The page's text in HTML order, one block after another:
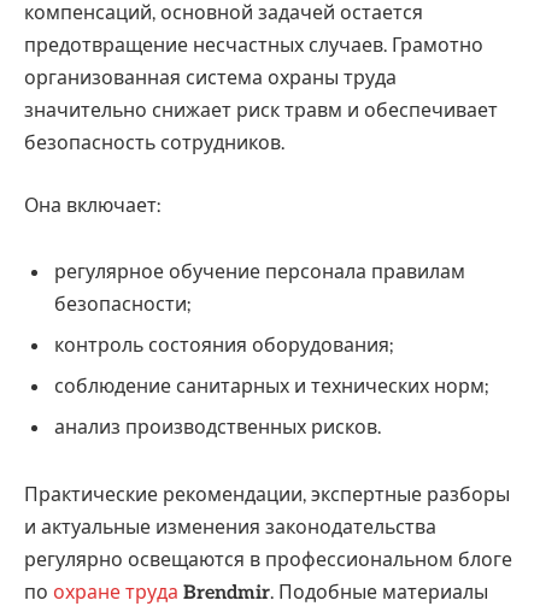
компенсаций, основной задачей остается
предотвращение несчастных случаев. Грамотно
организованная система охраны труда
значительно снижает риск травм и обеспечивает
безопасность сотрудников.
Она включает:
регулярное обучение персонала правилам
безопасности;
контроль состояния оборудования;
соблюдение санитарных и технических норм;
анализ производственных рисков.
Практические рекомендации, экспертные разборы
и актуальные изменения законодательства
регулярно освещаются в профессиональном блоге
по охране труда Brendmir. Подобные материалы